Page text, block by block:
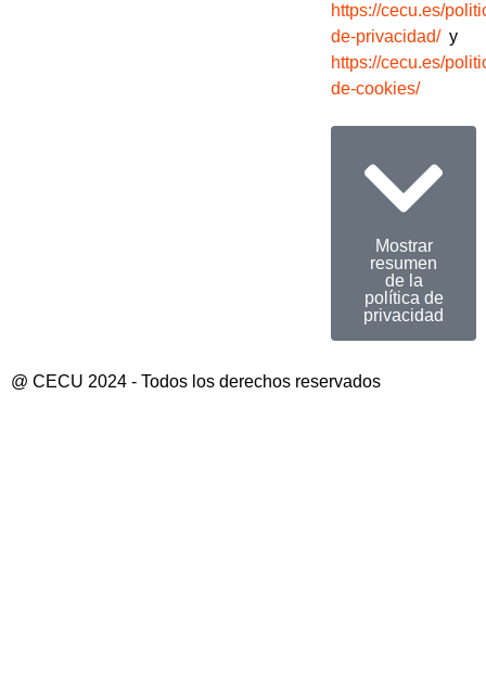
https://cecu.es/
de-privacidad/y
https://cecu.es/
de-cookies/
Mostrar
resumen
de la
política de
privacidad
@ CECU 2024 - Todos los derechos reservados